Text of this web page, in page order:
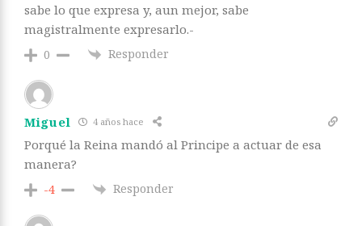
sabe lo que expresa y, aun mejor, sabe
magistralmente expresarlo.-
0 Responder
Miguel 4 años hace
Porqué la Reina mandó al Principe a actuar de esa
manera?
-4 Responder